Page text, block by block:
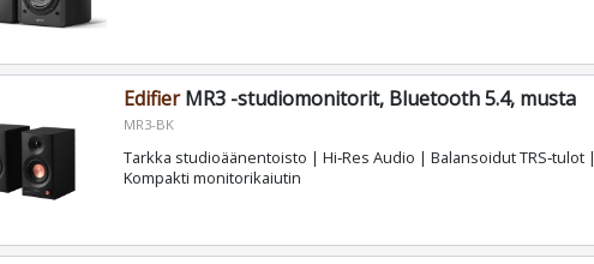
EdifierMR3 -studiomonitorit, Bluetooth 5.4, musta
MR3-BK
Tarkka studioäänentoisto | Hi‑Res Audio | Balansoidut TRS‑tulot |
Kompakti monitorikaiutin